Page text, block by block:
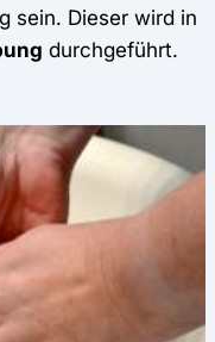
sein. Dieser wird in
durchgeführt.